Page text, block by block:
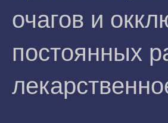
очагов и
постоянных